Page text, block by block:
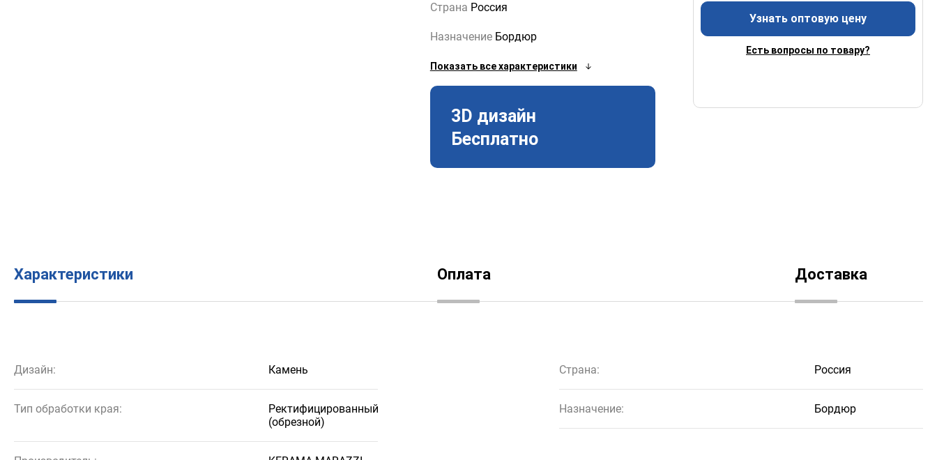
Страна Россия
Назначение Бордюр
Показать все характеристики
3D дизайн
Бесплатно
Узнать оптовую цену
Есть вопросы по товару?
Характеристики Оплата Доставка
Дизайн: Камень
Тип обработки края:
Ректифицированный
(обрезной)
Страна: Россия
Назначение: Бордюр